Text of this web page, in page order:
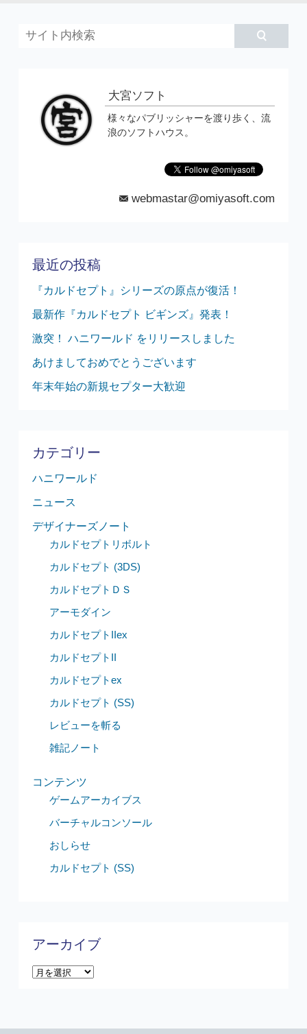
大宮ソフト
様々なパブリッシャーを渡り歩く、流
浪のソフトハウス。
mail webmastar@omiyasoft.com
最近の投稿
『カルドセプト』シリーズの原点が復活！
最新作『カルドセプト ビギンズ』発表！
激突！ ハニワールド をリリースしました
あけましておめでとうございます
年末年始の新規セプター大歓迎
カテゴリー
ハニワールド
ニュース
デザイナーズノート
カルドセプトリボルト
カルドセプト (3DS)
カルドセプトＤＳ
アーモダイン
カルドセプトIIex
カルドセプトII
カルドセプトex
カルドセプト (SS)
レビューを斬る
雑記ノート
コンテンツ
ゲームアーカイブス
バーチャルコンソール
おしらせ
カルドセプト (SS)
アーカイブ
ア
イ